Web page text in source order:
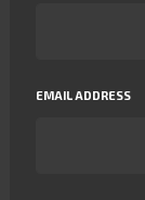
EMAIL ADDRESS